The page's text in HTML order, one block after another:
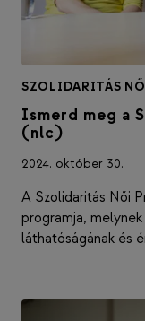
SZOLIDARITÁS
Ismerd meg a
(nlc)
2024. október 30.
A Szolidaritás Női
programja,
láthatóságának és